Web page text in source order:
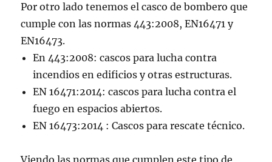
Por otro lado tenemos el casco de bombero que
cumple con las normas 443:2008, EN16471 y
EN16473.
En 443:2008: cascos para lucha contra
incendios en edificios y otras estructuras.
EN 16471:2014: cascos para lucha contra el
fuego en espacios abiertos.
EN 16473:2014 : Cascos para rescate técnico.